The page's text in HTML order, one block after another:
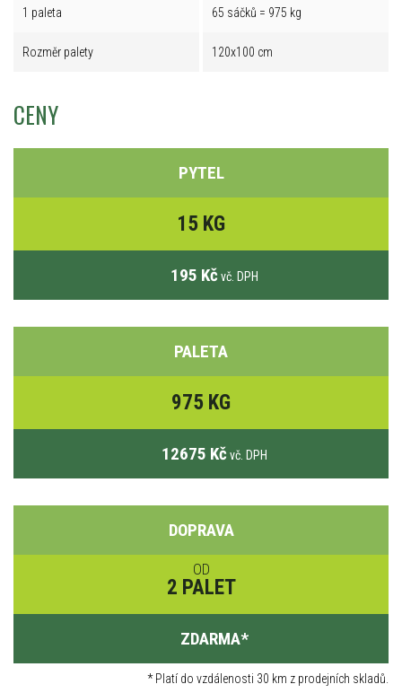
1 paleta 65 sáčků = 975 kg
Rozměr palety 120x100 cm
CENY
PYTEL
15 KG
195 Kč vč. DPH
PALETA
975 KG
12675 Kč vč. DPH
DOPRAVA
OD
2 PALET
ZDARMA*
*Platí do vzdálenosti 30 km z prodejních skladů.